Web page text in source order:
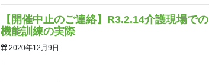
【開催中止のご連絡】R3.2.14介護現場での
機能訓練の実際
2020年12月9日